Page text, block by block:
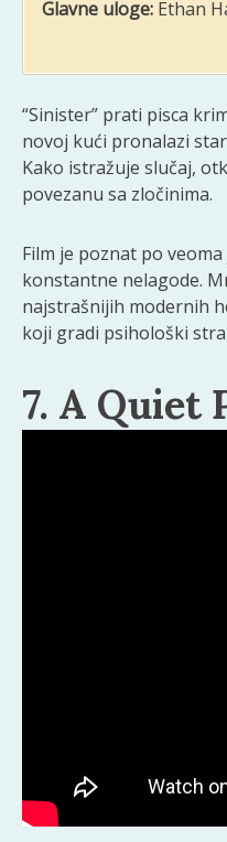
Glavne uloge: Ethan
“Sinister” prati pisca
novoj kući pronalazi
Kako istražuje slučaj,
povezanu sa zločinima.
Film je poznat po
konstantne nelagode.
najstrašnijih modernih
koji gradi psihološki
7. A Quiet